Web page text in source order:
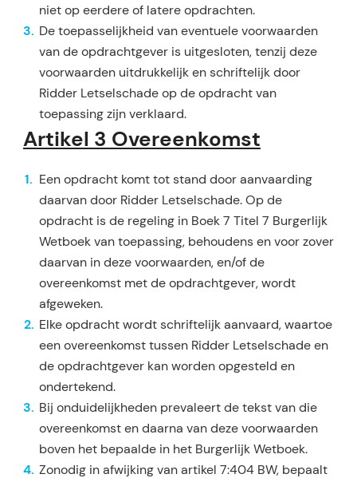
niet op eerdere of latere opdrachten.
De toepasselijkheid van eventuele voorwaarden
van de opdrachtgever is uitgesloten, tenzij deze
voor­waarden uitdrukkelijk en schriftelijk door
Ridder Letselschade op de opdracht van
toepassing zijn ver­klaard.
Artikel 3 Overeenkomst
Een opdracht komt tot stand door aanvaarding
daarvan door Ridder Letselschade. Op de
opdracht is de regeling in Boek 7 Titel 7 Burgerlijk
Wetboek van toepassing, behoudens en voor zover
daarvan in deze voorwaarden, en/of de
overeenkomst met de opdrachtgever, wordt
afgeweken.
Elke opdracht wordt schriftelijk aanvaard, waartoe
een overeenkomst tussen Ridder Letselschade en
de opdrachtgever kan worden opgesteld en
ondertekend.
Bij onduidelijkheden prevaleert de tekst van die
overeenkomst en daarna van deze voorwaarden
boven het bepaalde in het Burgerlijk Wetboek.
Zonodig in afwijking van artikel 7:404 BW, bepaalt